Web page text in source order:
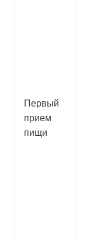
Первый
прием
пищи